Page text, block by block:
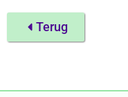
Terug